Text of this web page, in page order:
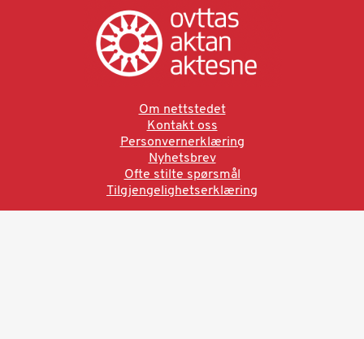
Om nettstedet
Kontakt oss
Personvernerklæring
Nyhetsbrev
Ofte stilte spørsmål
Tilgjengelighetserklæring